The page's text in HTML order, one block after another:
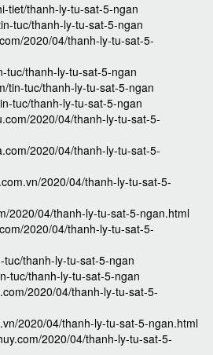
tiet/thanh-ly-tu-sat-5-ngan
tuc/thanh-ly-tu-sat-5-ngan
2020/04/thanh-ly-tu-sat-5-
tuc/thanh-ly-tu-sat-5-ngan
tin-tuc/thanh-ly-tu-sat-5-ngan
tuc/thanh-ly-tu-sat-5-ngan
2020/04/thanh-ly-tu-sat-5-
2020/04/thanh-ly-tu-sat-5-
2020/04/thanh-ly-tu-sat-5-
2020/04/thanh-ly-tu-sat-5-ngan.html
2020/04/thanh-ly-tu-sat-5-
thanh-ly-tu-sat-5-ngan
tuc/thanh-ly-tu-sat-5-ngan
2020/04/thanh-ly-tu-sat-5-
2020/04/thanh-ly-tu-sat-5-ngan.html
2020/04/thanh-ly-tu-sat-5-